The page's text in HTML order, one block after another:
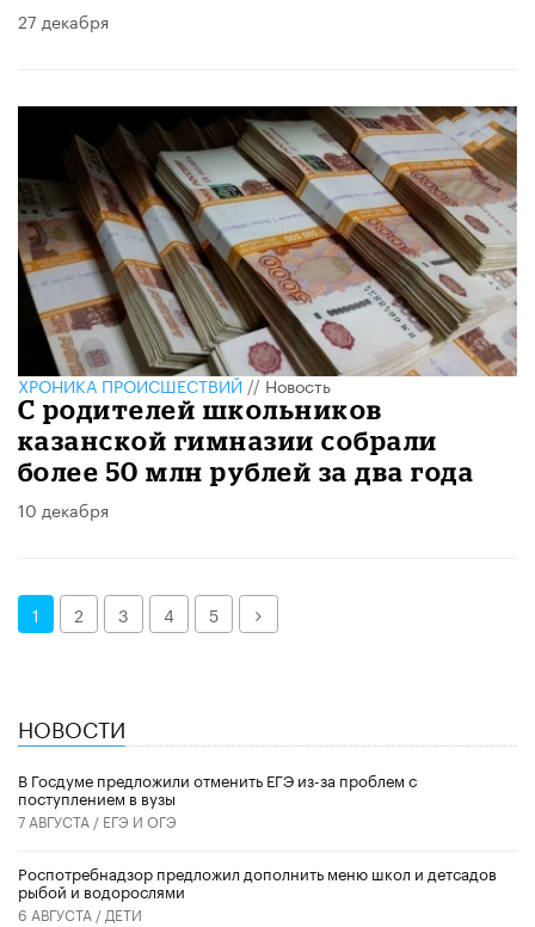
27 декабря
ХРОНИКА ПРОИСШЕСТВИЙ//Новость
С родителей школьников
казанской гимназии собрали
более 50 млн рублей за два года
10 декабря
1 2 3 4 5 Далее
НОВОСТИ
В Госдуме предложили отменить ЕГЭ из-за проблем с
поступлением в вузы
7 АВГУСТА / ЕГЭ И ОГЭ
Роспотребнадзор предложил дополнить меню школ и детсадов
рыбой и водорослями
6 АВГУСТА / ДЕТИ